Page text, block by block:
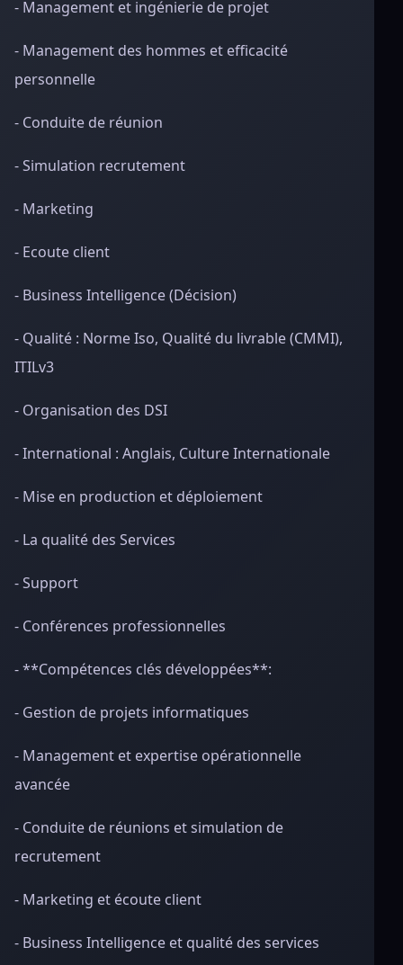
- Management et ingénierie de projet
- Management des hommes et efficacité
personnelle
- Conduite de réunion
- Simulation recrutement
- Marketing
- Ecoute client
- Business Intelligence (Décision)
- Qualité : Norme Iso, Qualité du livrable (CMMI),
ITILv3
- Organisation des DSI
- International : Anglais, Culture Internationale
- Mise en production et déploiement
- La qualité des Services
- Support
- Conférences professionnelles
- **Compétences clés développées**:
- Gestion de projets informatiques
- Management et expertise opérationnelle
avancée
- Conduite de réunions et simulation de
recrutement
- Marketing et écoute client
- Business Intelligence et qualité des services